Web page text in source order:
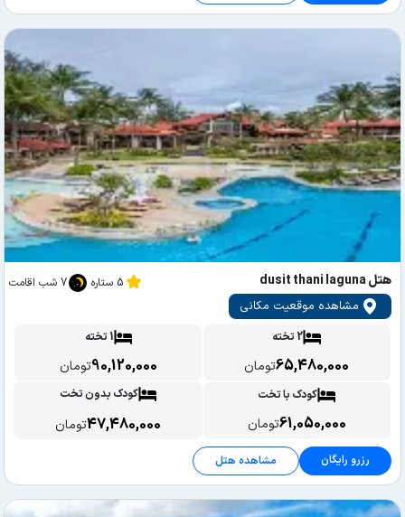
هتل dusit thani laguna
مشاهده موقعیت مکانی
5 ستاره 7 شب اقامت
2 تخته
65,480,000تومان
1 تخته
90,120,000تومان
کودک با تخت
61,050,000تومان
کودک بدون تخت
47,480,000تومان
رزرو رایگان مشاهده هتل